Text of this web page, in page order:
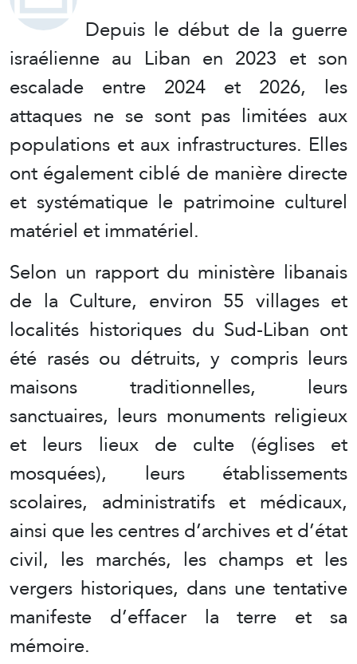
Depuis le début de la guerre
israélienne au Liban en 2023 et son
escalade entre 2024 et 2026, les
attaques ne se sont pas limitées aux
populations et aux infrastructures. Elles
ont également ciblé de manière directe
et systématique le patrimoine culturel
matériel et immatériel.
Selon un rapport du ministère libanais
de la Culture, environ 55 villages et
localités historiques du Sud-Liban ont
été rasés ou détruits, y compris leurs
maisons traditionnelles, leurs
sanctuaires, leurs monuments religieux
et leurs lieux de culte (églises et
mosquées), leurs établissements
scolaires, administratifs et médicaux,
ainsi que les centres d’archives et d’état
civil, les marchés, les champs et les
vergers historiques, dans une tentative
manifeste d’effacer la terre et sa
mémoire.